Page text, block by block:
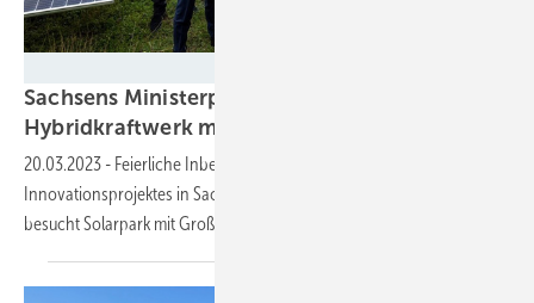
Sachsens Ministerpräsident begrüßte
Hybridkraftwerk mit
20.03.2023 - Feierliche Inbetriebnahme des ersten
Innovationsprojektes in Sachsen: Ministerpräsident Kretschmer
besucht Solarpark mit Großspeicher in Priestewitz bei